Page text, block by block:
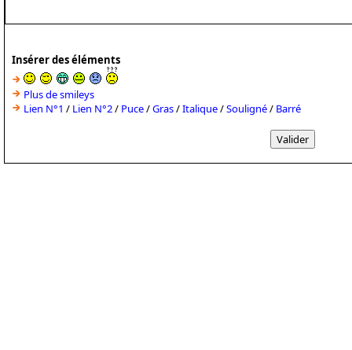
Insérer des éléments
Plus de smileys
Lien N°1 / Lien N°2/ Puce/Gras/Italique/Souligné/ Barré